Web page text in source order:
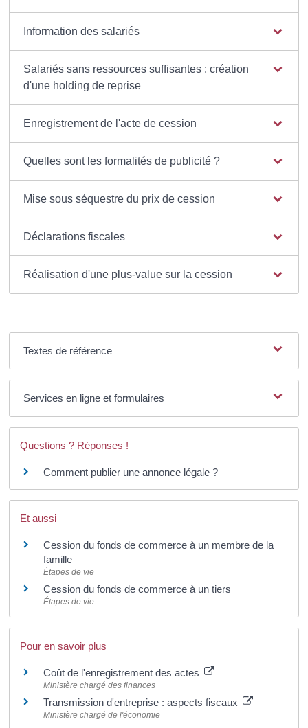
Information des salariés
Salariés sans ressources suffisantes : création
d'une holding de reprise
Enregistrement de l'acte de cession
Quelles sont les formalités de publicité ?
Mise sous séquestre du prix de cession
Déclarations fiscales
Réalisation d'une plus-value sur la cession
Textes de référence
Services en ligne et formulaires
Questions ? Réponses !
Comment publier une annonce légale ?
Et aussi
Cession du fonds de commerce à un membre de la
famille
Étapes de vie
Cession du fonds de commerce à un tiers
Étapes de vie
Pour en savoir plus
Coût de l'enregistrement des actes
Ministère chargé des finances
Transmission d'entreprise : aspects fiscaux
Ministère chargé de l'économie